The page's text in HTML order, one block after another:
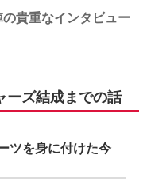
貴重なインタビュー
ーズ結成までの話
ツを身に付けた今